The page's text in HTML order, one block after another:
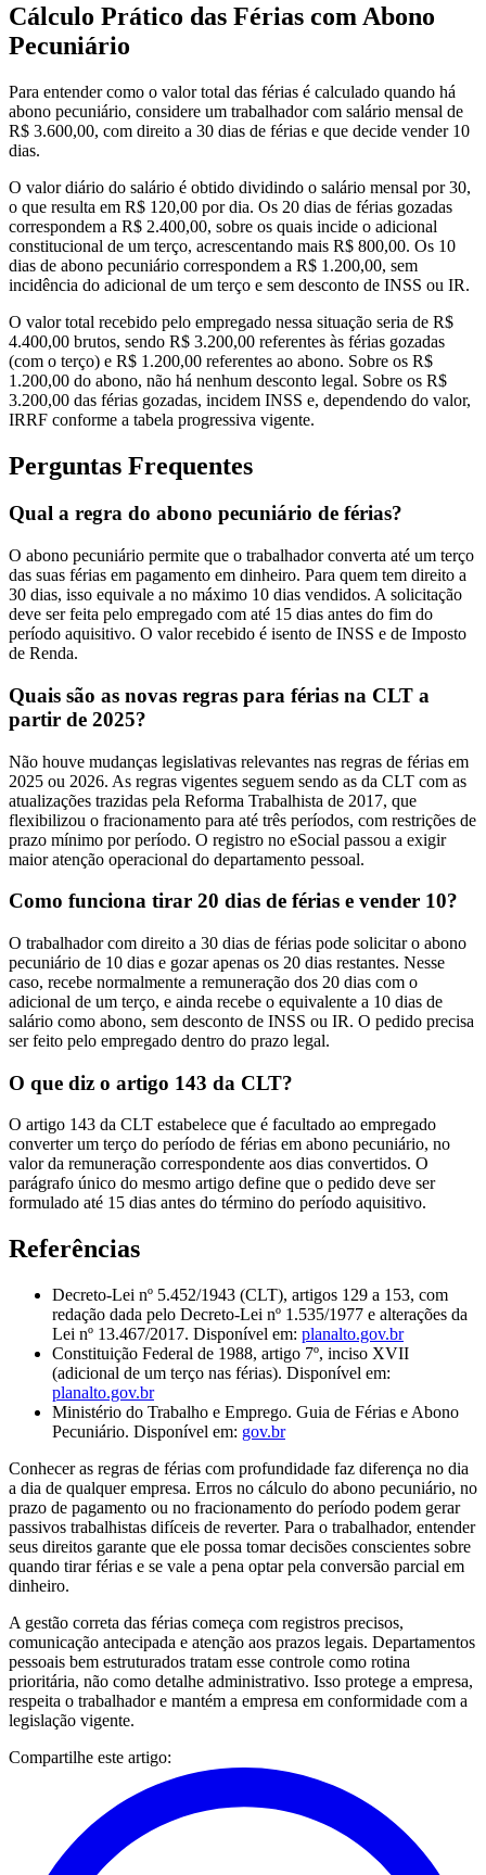
Cálculo Prático das Férias com Abono
Pecuniário
Para entender como o valor total das férias é calculado quando há
abono pecuniário, considere um trabalhador com salário mensal de
R$ 3.600,00, com direito a 30 dias de férias e que decide vender 10
dias.
O valor diário do salário é obtido dividindo o salário mensal por 30,
o que resulta em R$ 120,00 por dia. Os 20 dias de férias gozadas
correspondem a R$ 2.400,00, sobre os quais incide o adicional
constitucional de um terço, acrescentando mais R$ 800,00. Os 10
dias de abono pecuniário correspondem a R$ 1.200,00, sem
incidência do adicional de um terço e sem desconto de INSS ou IR.
O valor total recebido pelo empregado nessa situação seria de R$
4.400,00 brutos, sendo R$ 3.200,00 referentes às férias gozadas
(com o terço) e R$ 1.200,00 referentes ao abono. Sobre os R$
1.200,00 do abono, não há nenhum desconto legal. Sobre os R$
3.200,00 das férias gozadas, incidem INSS e, dependendo do valor,
IRRF conforme a tabela progressiva vigente.
Perguntas Frequentes
Qual a regra do abono pecuniário de férias?
O abono pecuniário permite que o trabalhador converta até um terço
das suas férias em pagamento em dinheiro. Para quem tem direito a
30 dias, isso equivale a no máximo 10 dias vendidos. A solicitação
deve ser feita pelo empregado com até 15 dias antes do fim do
período aquisitivo. O valor recebido é isento de INSS e de Imposto
de Renda.
Quais são as novas regras para férias na CLT a
partir de 2025?
Não houve mudanças legislativas relevantes nas regras de férias em
2025 ou 2026. As regras vigentes seguem sendo as da CLT com as
atualizações trazidas pela Reforma Trabalhista de 2017, que
flexibilizou o fracionamento para até três períodos, com restrições de
prazo mínimo por período. O registro no eSocial passou a exigir
maior atenção operacional do departamento pessoal.
Como funciona tirar 20 dias de férias e vender 10?
O trabalhador com direito a 30 dias de férias pode solicitar o abono
pecuniário de 10 dias e gozar apenas os 20 dias restantes. Nesse
caso, recebe normalmente a remuneração dos 20 dias com o
adicional de um terço, e ainda recebe o equivalente a 10 dias de
salário como abono, sem desconto de INSS ou IR. O pedido precisa
ser feito pelo empregado dentro do prazo legal.
O que diz o artigo 143 da CLT?
O artigo 143 da CLT estabelece que é facultado ao empregado
converter um terço do período de férias em abono pecuniário, no
valor da remuneração correspondente aos dias convertidos. O
parágrafo único do mesmo artigo define que o pedido deve ser
formulado até 15 dias antes do término do período aquisitivo.
Referências
Decreto-Lei nº 5.452/1943 (CLT), artigos 129 a 153, com
redação dada pelo Decreto-Lei nº 1.535/1977 e alterações da
Lei nº 13.467/2017. Disponível em: planalto.gov.br
Constituição Federal de 1988, artigo 7º, inciso XVII
(adicional de um terço nas férias). Disponível em:
planalto.gov.br
Ministério do Trabalho e Emprego. Guia de Férias e Abono
Pecuniário. Disponível em: gov.br
Conhecer as regras de férias com profundidade faz diferença no dia
a dia de qualquer empresa. Erros no cálculo do abono pecuniário, no
prazo de pagamento ou no fracionamento do período podem gerar
passivos trabalhistas difíceis de reverter. Para o trabalhador, entender
seus direitos garante que ele possa tomar decisões conscientes sobre
quando tirar férias e se vale a pena optar pela conversão parcial em
dinheiro.
A gestão correta das férias começa com registros precisos,
comunicação antecipada e atenção aos prazos legais. Departamentos
pessoais bem estruturados tratam esse controle como rotina
prioritária, não como detalhe administrativo. Isso protege a empresa,
respeita o trabalhador e mantém a empresa em conformidade com a
legislação vigente.
Compartilhe este artigo: